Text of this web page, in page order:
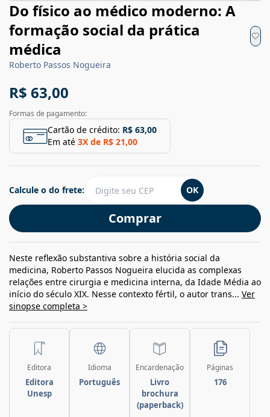
Do físico ao médico moderno: A
formação social da prática
médica
Roberto Passos Nogueira
R$ 63,00
Formas de pagamento:
Cartão de crédito: R$ 63,00
Em até 3X de R$ 21,00
Comprar
Calcule o do frete: OK
Neste reflexão substantiva sobre a história social da
medicina, Roberto Passos Nogueira elucida as complexas
relações entre cirurgia e medicina interna, da Idade Média ao
início do século XIX. Nesse contexto fértil, o autor trans... Ver
sinopse completa >
Editora
Editora
Unesp
Idioma
Português
Encardenação
Livro
brochura
(paperback)
Páginas
176